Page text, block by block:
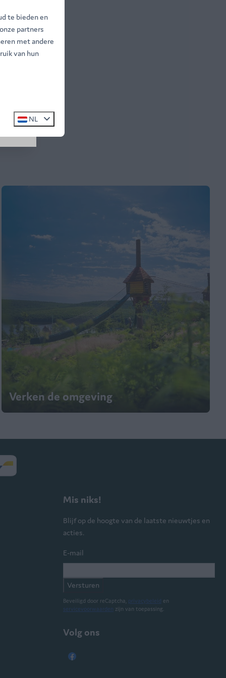
Verken de omgeving
Mis niks!
Blijf op de hoogte van de laatste nieuwtjes en
acties.
E-mail
Versturen
Beveiligd door reCaptcha, privacybeleid en
servicevoorwaarden zijn van toepassing.
Volg ons
te bieden en
partners
met andere
van hun
NL